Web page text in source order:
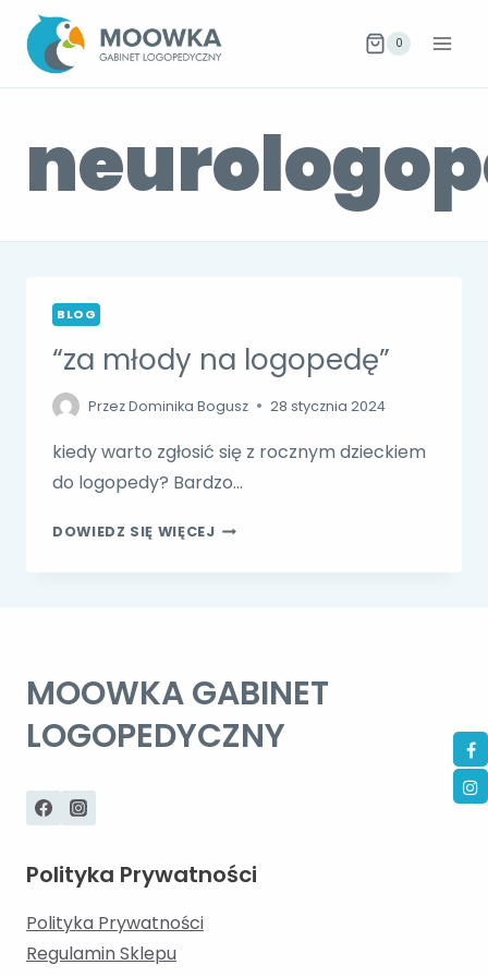
Przejdź
treści
0
BLOG
“za młody na logopedę”
PrzezDominika Bogusz 28 stycznia 2024
kiedy warto zgłosić się z rocznym dzieckiem
do logopedy? Bardzo…
DOWIEDZ SIĘ WIĘCEJ“ZA
MOOWKA GABINET
LOGOPEDYCZNY
Polityka Prywatności
Polityka Prywatności
Regulamin Sklepu